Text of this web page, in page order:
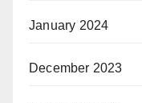
January 2024
December 2023